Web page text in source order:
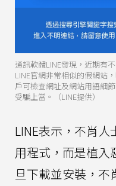
通訊軟體LINE發現，近期有
LINE官網非常相似的假網站
戶可檢查網址及網站用語細
受騙上當。（LINE提供）
LINE表示，不肖
用程式，而是植入
旦下載並安裝，